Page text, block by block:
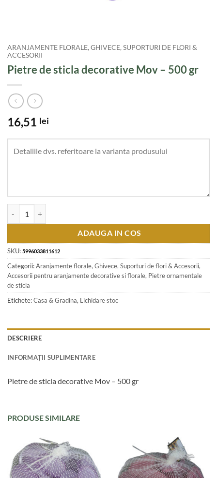
ARANJAMENTE FLORALE, GHIVECE, SUPORTURI DE FLORI &
ACCESORII
Pietre de sticla decorative Mov – 500 gr
16,51 lei
ADAUGA IN COS
SKU: 5996033811612
Categorii:Aranjamente florale, Ghivece, Suporturi de flori & Accesorii,
Accesorii pentru aranjamente decorative si florale, Pietre ornamentale
de sticla
Etichete:Casa & Gradina, Lichidare stoc
DESCRIERE
INFORMAȚII SUPLIMENTARE
Pietre de sticla decorative Mov – 500 gr
PRODUSE SIMILARE